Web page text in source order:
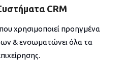
CRM
χρησιμοποιεί προηγμένα
& ενσωματώνει όλα τα